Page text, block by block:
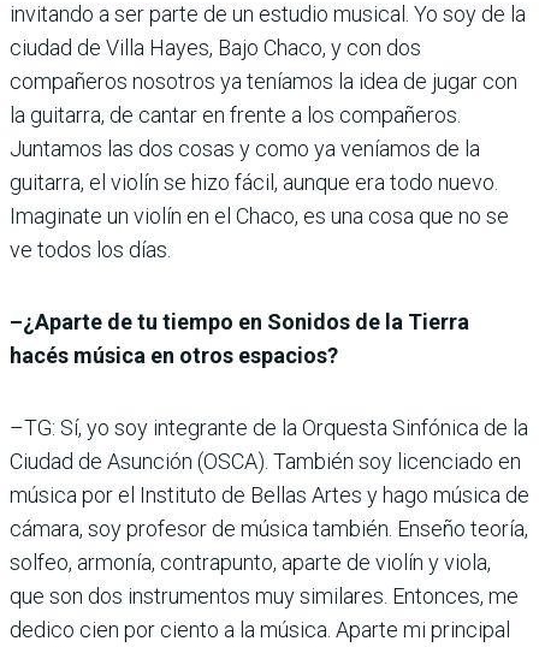
invitando a ser parte de un estudio musical. Yo soy de la
ciudad de Villa Hayes, Bajo Chaco, y con dos
compañeros nosotros ya teníamos la idea de jugar con
la guitarra, de cantar en frente a los compañeros.
Juntamos las dos cosas y como ya veníamos de la
guitarra, el violín se hizo fácil, aunque era todo nuevo.
Imaginate un violín en el Chaco, es una cosa que no se
ve todos los días.
–¿Aparte de tu tiempo en Sonidos de la Tierra
hacés música en otros espacios?
–TG: Sí, yo soy integrante de la Orquesta Sinfónica de la
Ciudad de Asunción (OSCA). También soy licenciado en
música por el Instituto de Bellas Artes y hago música de
cámara, soy profesor de música también. Enseño teoría,
solfeo, armonía, contrapunto, aparte de violín y viola,
que son dos instrumentos muy similares. Entonces, me
dedico cien por ciento a la música. Aparte mi principal